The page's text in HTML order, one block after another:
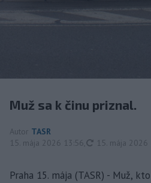
Muž sa k činu priznal.
Autor TASR
15. mája 2026 13:56
aktualizované
15. mája 2026
Praha 15. mája (TASR) - Muž,